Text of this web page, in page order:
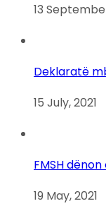
13
Deklaratë
15 July, 2021
FMSH
19 May, 2021